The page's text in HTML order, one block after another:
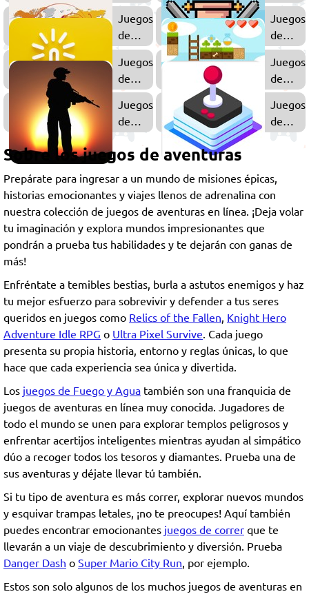
Rol
Juegos
de
Estrategia
Juegos
de
Pixel
Art
Juegos
de
Clic
Juegos
de
Juegos
de
Juegos
de
Arcade
Sobre los juegos de aventuras
Prepárate para ingresar a un mundo de misiones épicas,
historias emocionantes y viajes llenos de adrenalina con
nuestra colección de juegos de aventuras en línea. ¡Deja volar
tu imaginación y explora mundos impresionantes que
pondrán a prueba tus habilidades y te dejarán con ganas de
más!
Enfréntate a temibles bestias, burla a astutos enemigos y haz
tu mejor esfuerzo para sobrevivir y defender a tus seres
queridos en juegos como Relics of the Fallen, Knight Hero
Adventure Idle RPG o Ultra Pixel Survive. Cada juego
presenta su propia historia, entorno y reglas únicas, lo que
hace que cada experiencia sea única y divertida.
Los juegos de Fuego y Agua también son una franquicia de
juegos de aventuras en línea muy conocida. Jugadores de
todo el mundo se unen para explorar templos peligrosos y
enfrentar acertijos inteligentes mientras ayudan al simpático
dúo a recoger todos los tesoros y diamantes. Prueba una de
sus aventuras y déjate llevar tú también.
Si tu tipo de aventura es más correr, explorar nuevos mundos
y esquivar trampas letales, ¡no te preocupes! Aquí también
puedes encontrar emocionantes juegos de correr que te
llevarán a un viaje de descubrimiento y diversión. Prueba
Danger Dash o Super Mario City Run, por ejemplo.
Estos son solo algunos de los muchos juegos de aventuras en